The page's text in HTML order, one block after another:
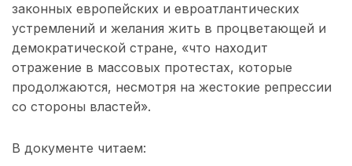
законных европейских и евроатлантических
устремлений и желания жить в процветающей и
демократической стране, «что находит
отражение в массовых протестах, которые
продолжаются, несмотря на жестокие репрессии
со стороны властей».
В документе читаем: